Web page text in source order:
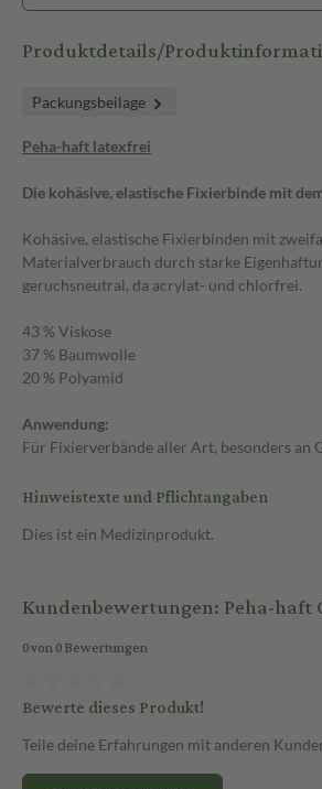
Produktdetails/
Packungsbeilage
Peha-haft latexfrei
Die kohäsive, elastische Fixierbinde mit
Kohäsive, elastische Fixierbinden mit
Materialverbrauch durch starke
geruchsneutral, da acrylat- und chlorfrei.
43 % Viskose
37 % Baumwolle
20 % Polyamid
Anwendung:
Für Fixierverbände aller Art, besonders an
Hinweistexte und Pflichtangaben
Dies ist ein Medizinprodukt.
Kundenbewertungen: Peha-haft
0 von 0 Bewertungen
Bewerte dieses Produkt!
Teile deine Erfahrungen mit anderen